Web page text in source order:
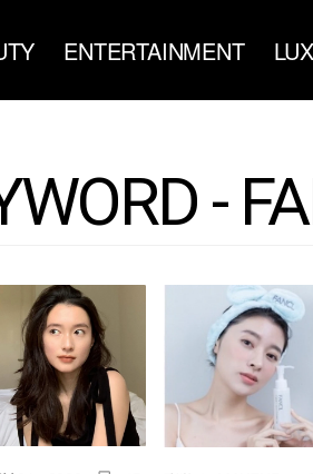
ENTERTAINMENT
-